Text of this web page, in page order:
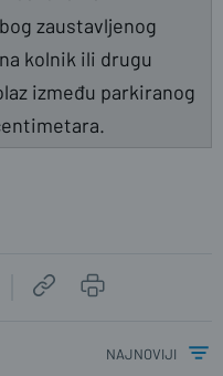
zaustavljenog
kolnik ili drugu
između parkiranog
najnoviji